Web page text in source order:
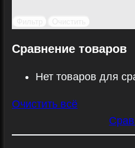
Сравнение товаров
Нет товаров для
Очистить всё